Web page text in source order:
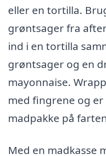
eller en tortilla.
grøntsager fra
ind i en tortilla
grøntsager og en
mayonnaise.
med fingrene og
madpakke på
Med en madkasse